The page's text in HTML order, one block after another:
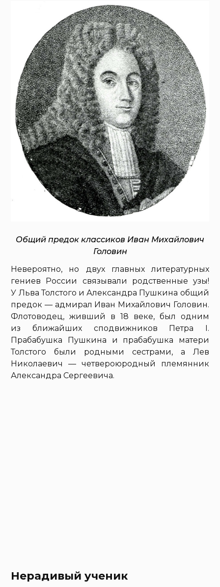
Общий предок классиков Иван Михайлович
Головин
Невероятно, но двух главных литературных
гениев России связывали родственные узы!
У Льва Толстого и Александра Пушкина общий
предок — адмирал Иван Михайлович Головин.
Флотоводец, живший в 18 веке, был одним
из ближайших сподвижников Петра I.
Прабабушка Пушкина и прабабушка матери
Толстого были родными сестрами, а Лев
Николаевич — четвероюродный племянник
Александра Сергеевича.
Нерадивый ученик